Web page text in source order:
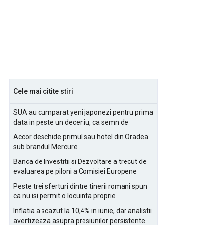
Cele mai citite stiri
SUA au cumparat yeni japonezi pentru prima
data in peste un deceniu, ca semn de
Accor deschide primul sau hotel din Oradea
sub brandul Mercure
Banca de Investitii si Dezvoltare a trecut de
evaluarea pe piloni a Comisiei Europene
Peste trei sferturi dintre tinerii romani spun
ca nu isi permit o locuinta proprie
Inflatia a scazut la 10,4% in iunie, dar analistii
avertizeaza asupra presiunilor persistente